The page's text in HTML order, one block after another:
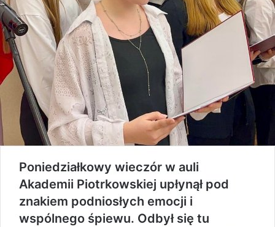
Poniedziałkowy wieczór w auli
Akademii Piotrkowskiej upłynął pod
znakiem podniosłych emocji i
wspólnego śpiewu. Odbył się tu